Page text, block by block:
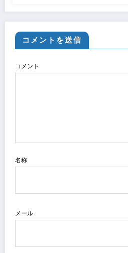
コメントを送信
コメント
名称
メール